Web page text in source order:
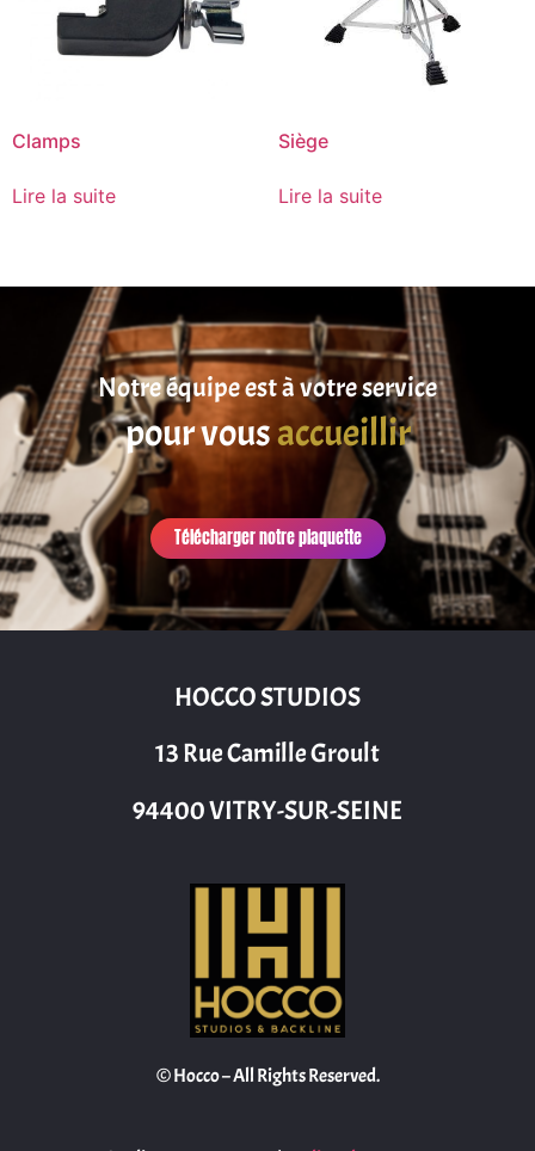
Clamps
Lire la suite
Siège
Lire la suite
Notre équipe est à votre service
pour vousaccueillir
Télécharger notre plaquette
HOCCO STUDIOS
13 Rue Camille Groult
94400 VITRY-SUR-SEINE
© Hocco – All Rights Reserved.